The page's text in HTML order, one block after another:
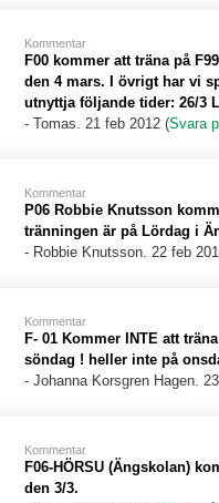
Kommentar
F00 kommer att träna på
den 4 mars. I övrigt har vi
utnyttja följande tider: 26/3
-Tomas . 21 feb 2012 (Svara
Kommentar
P06 Robbie Knutsson
tränningen är på Lördag i
- Robbie Knutsson . 22 feb
Kommentar
F- 01 Kommer INTE att
söndag ! heller inte på
-Johanna Korsgren Hagen .
Kommentar
F06-HÖRSU (Ängskolan)
den 3/3.